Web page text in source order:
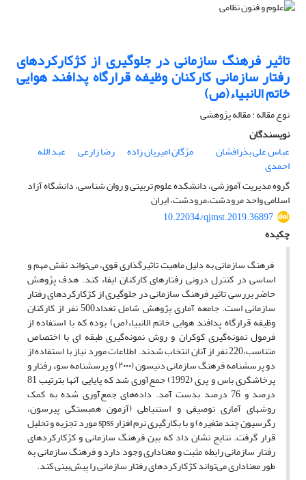
تاثیر فرهنگ سازمانی در جلوگیری از کژکارکردهای
رفتار سازمانی کارکنان وظیفه قرارگاه پدافند هوایی
خاتم الانبیاء(ص)
نوع مقاله : مقاله پژوهشی
نویسندگان
عباس علی بذرافشان
مژگان امیریان زاده رضا زارعی عبد الله
احمدی
گروه مدیریت آموزشی، دانشکده علوم تربیتی و روان شناسی، دانشگاه آزاد
اسلامی واحد مرودشت،مرودشت، ایران
10.22034/qjmst.2019.36897
چکیده
فرهنگ سازمانی به دلیل ماهیت تاثیرگذاری قوی، می‌تواند نقش مهم و
اساسی در کنترل درونی رفتارهای کارکنان ایفاء کند. هدف پژوهش
حاضر بررسی تاثیر فرهنگ سازمانی در جلوگیری از کژکارکردهای رفتار
سازمانی است. جامعه آماری پژوهش شامل تعداد500 نفر از کارکنان
وظیفه قرارگاه پدافند هوایی خاتم الانبیاء(ص) بوده که با استفاده از
فرمول نمونه‌گیری کوکران و روش نمونه‌گیری طبقه ای با اختصاص
متناسب،‌220 نفر از آنان انتخاب شدند. اطلاعات مورد نیاز با‌ استفاده از
دو پرسشنامه فرهنگ سازمانی دنیسون (۲۰۰۰) و پرسشنامه سوء رفتار و
پرخاشگری باس و پری (1992) جمع‌آوری شد که پایایی آنها بترتیب 81
درصد و 76 درصد بدست آمد. داده‌های جمع‌آوری شده به کمک
روشهای آماری توصیفی و استنباطی (آزمون همبستگی پیرسون،
رگرسیون چند متغیره) و با بکارگیری نرم افزار spss مورد تجزیه و تحلیل
قرار گرفت. نتایج نشان داد که بین فرهنگ سازمانی و کژکارکردهای
رفتار سازمانی رابطه مثبت و معناداری وجود دارد و فرهنگ سازمانی به
طور معناداری می‌تواند کژکارکردهای رفتار سازمانی را پیش‌بینی کند.